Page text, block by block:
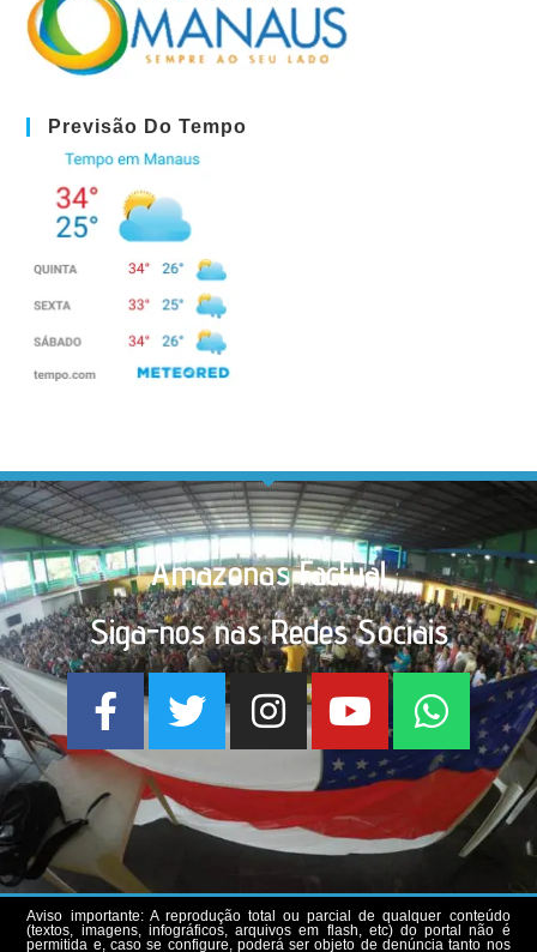
Previsão Do Tempo
Amazonas Factual
Siga-nos nas Redes Sociais
Aviso importante: A reprodução total ou parcial de qualquer conteúdo
(textos, imagens, infográficos, arquivos em flash, etc) do portal não é
permitida e, caso se configure, poderá ser objeto de denúncia tanto nos